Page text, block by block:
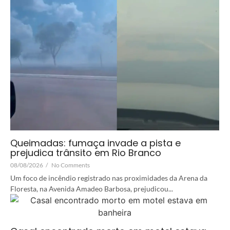
Queimadas: fumaça invade a pista e
prejudica trânsito em Rio Branco
08/08/2026 / No Comments
Um foco de incêndio registrado nas proximidades da Arena da
Floresta, na Avenida Amadeo Barbosa, prejudicou...